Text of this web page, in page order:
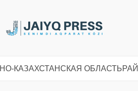
КАЗАХСТАНСКАЯ ОБЛАСТЬ